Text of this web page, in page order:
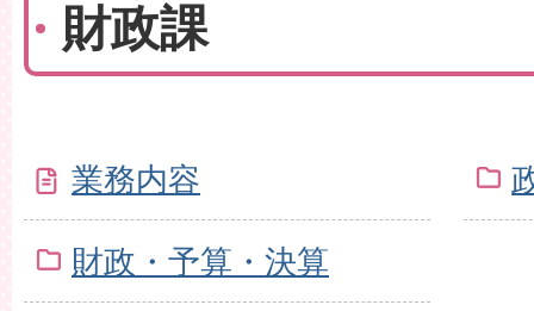
財政課
業務内容
財政・予算・決算